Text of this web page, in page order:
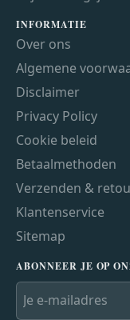
INFORMATIE
Over ons
Algemene
Disclaimer
Privacy Policy
Cookie beleid
Betaalmethoden
Verzenden &
Klantenservice
Sitemap
ABONNEER JE OP